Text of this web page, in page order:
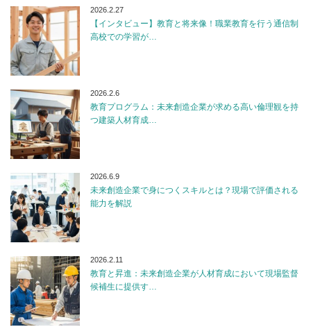
2026.2.27
【インタビュー】教育と将来像！職業教育を行う通信制
高校での学習が…
2026.2.6
教育プログラム：未来創造企業が求める高い倫理観を持
つ建築人材育成…
2026.6.9
未来創造企業で身につくスキルとは？現場で評価される
能力を解説
2026.2.11
教育と昇進：未来創造企業が人材育成において現場監督
候補生に提供す…